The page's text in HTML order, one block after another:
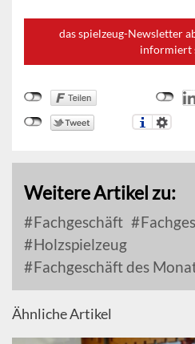
das spielzeug-Newsletter
informiert
Weitere Artikel zu:
Fachgeschäft
Holzspielzeug
Fachgeschäft des
Ähnliche Artikel